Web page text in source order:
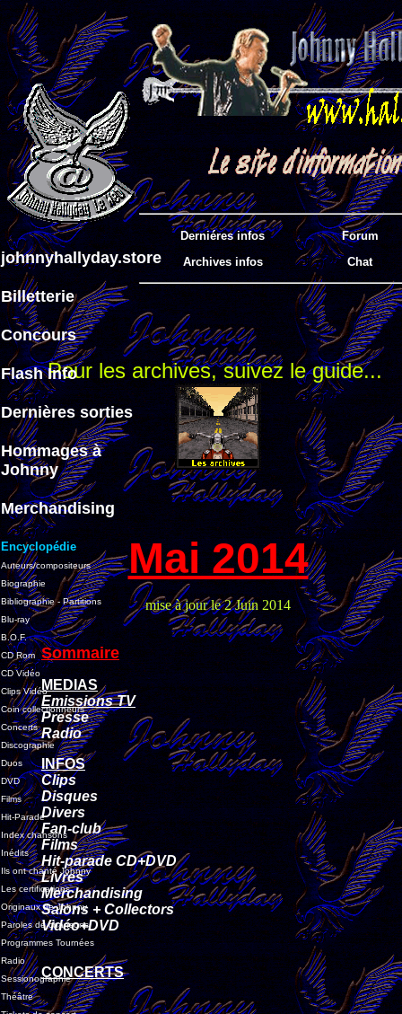
Derniéres infos
Forum
Archives infos
Chat
johnnyhallyday.store
Billetterie
Concours
Flash Info
Dernières sorties
Hommages à
Johnny
Merchandising
Encyclopédie
Auteurs/compositeurs
Biographie
Bibliographie - Partitions
Blu-ray
B.O.F.
CD Rom
CD Vidéo
Clips Vidéo
Coin collectionneurs
Concerts
Discographie
Duos
DVD
Films
Hit-Parade
Index chansons
Inédits
Ils ont chanté Johnny
Les certifications
Originaux de Johnny
Paroles de chansons
Programmes Tournées
Radio
Sessionographie
Théâtre
Pour les archives, suivez le guide...
Mai 2014
mise à jour le 2 Juin 2014
Sommaire
MEDIAS
Emissions TV
Presse
Radio
INFOS
Clips
Disques
Divers
Fan-club
Films
Hit-parade CD+DVD
Livres
Merchandising
Salons + Collectors
Vidéo+DVD
CONCERTS